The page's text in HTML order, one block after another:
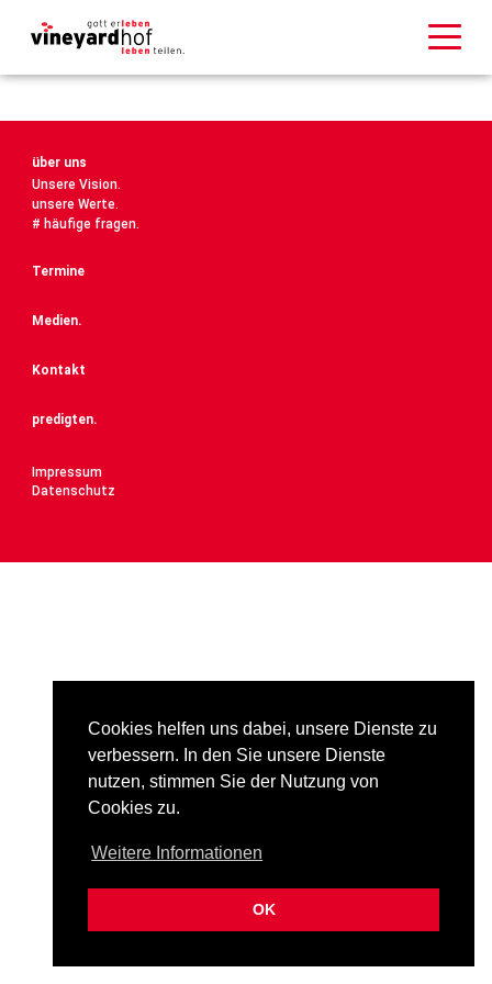
Cookies helfen uns dabei, unsere Dienste zu
verbessern. In den Sie unsere Dienste
nutzen, stimmen Sie der Nutzung von
Cookies zu.
Weitere Informationen
OK
über uns
Unsere Vision.
unsere Werte.
# häufige fragen.
Termine
Medien.
Kontakt
predigten.
Impressum
Datenschutz